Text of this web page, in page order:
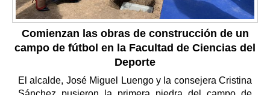
Comienzan las obras de construcción de un
campo de fútbol en la Facultad de Ciencias del
Deporte
El alcalde, José Miguel Luengo y la consejera Cristina